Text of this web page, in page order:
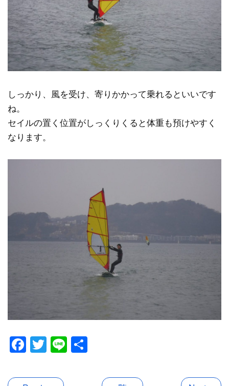
しっかり、風を受け、寄りかかって乗れるといいです
ね。
セイルの置く位置がしっくりくると体重も預けやすく
なります。
Facebook
Twitter
Line